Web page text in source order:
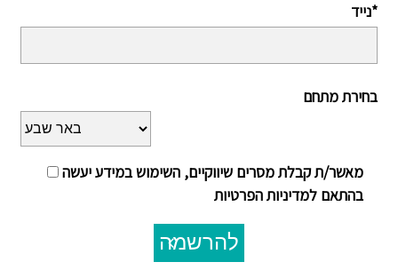
נייד*
בחירת מתחם
מאשר/ת קבלת מסרים שיווקיים, השימוש במידע יעשה
בהתאם למדיניות הפרטיות
להרשמה